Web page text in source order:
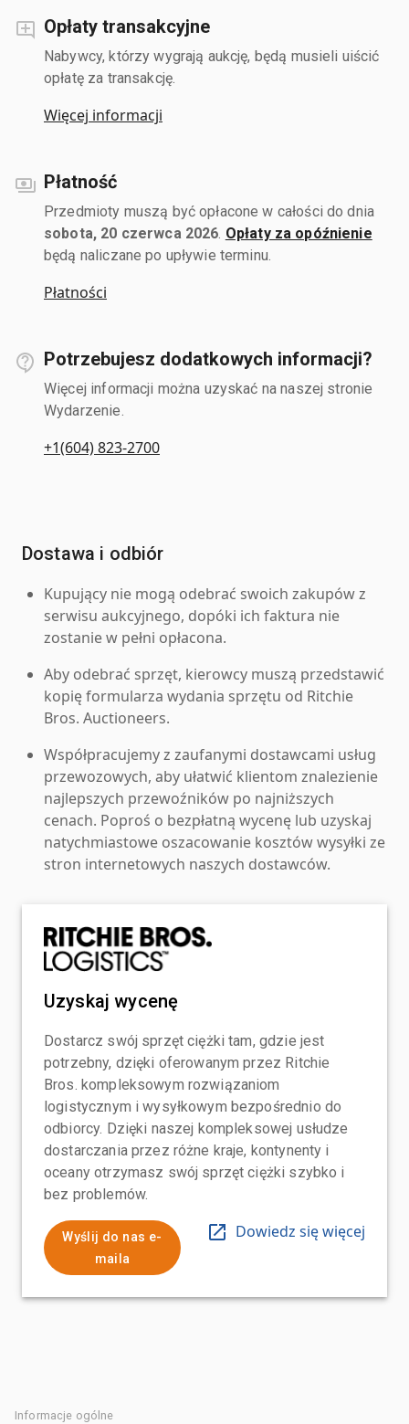
Opłaty transakcyjne
Nabywcy, którzy wygrają aukcję, będą musieli uiścić
opłatę za transakcję.
Więcej informacji
Płatność
Przedmioty muszą być opłacone w całości do dnia
sobota, 20 czerwca 2026 Opłaty za opóźnienie
będą naliczane po upływie terminu.
Płatności
Potrzebujesz dodatkowych informacji?
Więcej informacji można uzyskać na naszej stronie
Wydarzenie.
+1(604) 823-2700
Dostawa i odbiór
Kupujący nie mogą odebrać swoich zakupów z
serwisu aukcyjnego, dopóki ich faktura nie
zostanie w pełni opłacona.
Aby odebrać sprzęt, kierowcy muszą przedstawić
kopię formularza wydania sprzętu od Ritchie
Bros. Auctioneers.
Współpracujemy z zaufanymi dostawcami usług
przewozowych, aby ułatwić klientom znalezienie
najlepszych przewoźników po najniższych
cenach. Poproś o bezpłatną wycenę lub uzyskaj
natychmiastowe oszacowanie kosztów wysyłki ze
stron internetowych naszych dostawców.
Uzyskaj wycenę
Dostarcz swój sprzęt ciężki tam, gdzie jest
potrzebny, dzięki oferowanym przez Ritchie
Bros. kompleksowym rozwiązaniom
logistycznym i wysyłkowym bezpośrednio do
odbiorcy. Dzięki naszej kompleksowej usłudze
dostarczania przez różne kraje, kontynenty i
oceany otrzymasz swój sprzęt ciężki szybko i
bez problemów.
Wyślij do nas e-
maila
Dowiedz się więcej
Informacje ogólne